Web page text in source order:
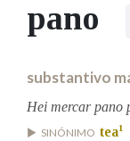
Facebook
TwitterYoutube
BUSCAR NOS
Remata por
pano
substantivo
Hei mercar pano
SINÓNIMO tea1